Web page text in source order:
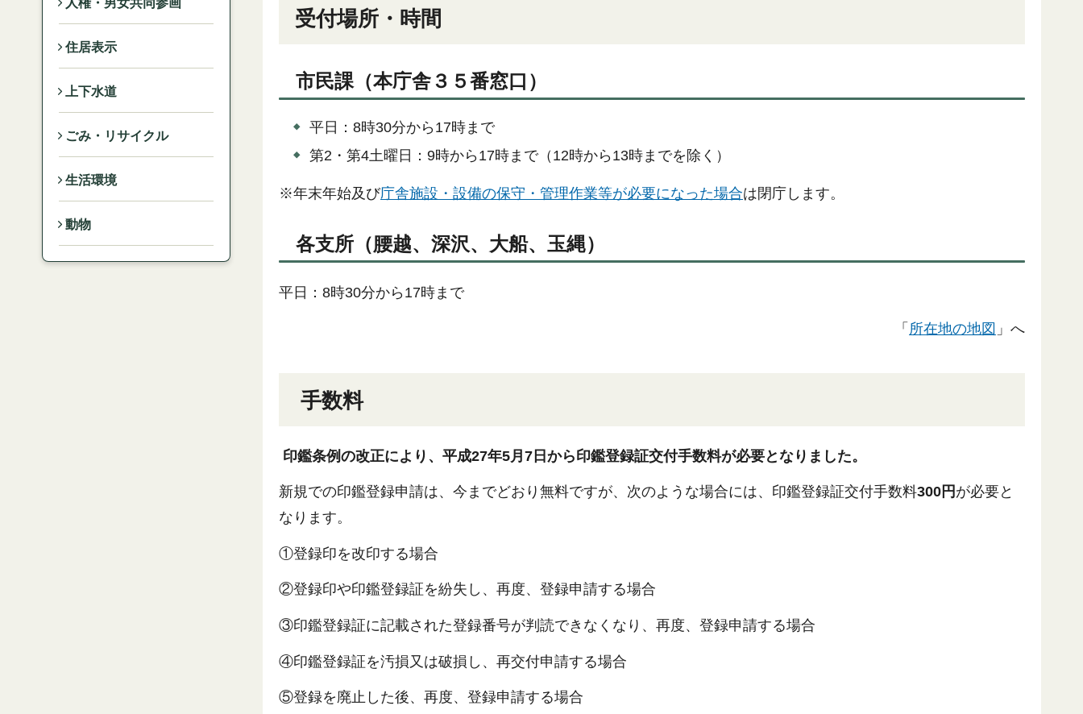
人権・男女共同参画
住居表示
上下水道
ごみ・リサイクル
生活環境
動物
受付場所・時間
市民課（本庁舎３５番窓口）
平日：8時30分から17時まで
第2・第4土曜日：9時から17時まで（12時から13時までを除く）
※年末年始及び庁舎施設・設備の保守・管理作業等が必要になった場合は閉庁します。
各支所（腰越、深沢、大船、玉縄）
平日：8時30分から17時まで
「 所在地の地図 」へ
手数料
印鑑条例の改正により、平成27年5月7日から印鑑登録証交付手数料が必要となりました。
新規での印鑑登録申請は、今までどおり無料ですが、次のような場合には、印鑑登録証交付手数料300円 が必要と
なります。
①登録印を改印する場合
②登録印や印鑑登録証を紛失し、再度、登録申請する場合
③印鑑登録証に記載された登録番号が判読できなくなり、再度、登録申請する場合
④印鑑登録証を汚損又は破損し、再交付申請する場合
⑤登録を廃止した後、再度、登録申請する場合